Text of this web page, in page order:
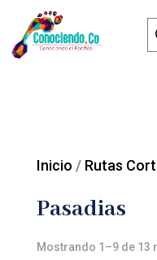
Inicio / Rutas
Pasadias
Mostrando 1–9 de 13